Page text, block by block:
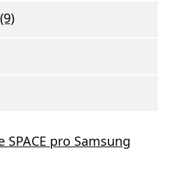
SPACE pro Samsung
pro Samsung